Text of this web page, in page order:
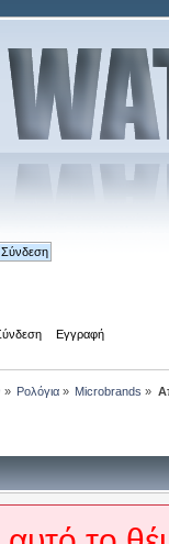
Εγγραφή
» Ρολόγια » Microbrands »